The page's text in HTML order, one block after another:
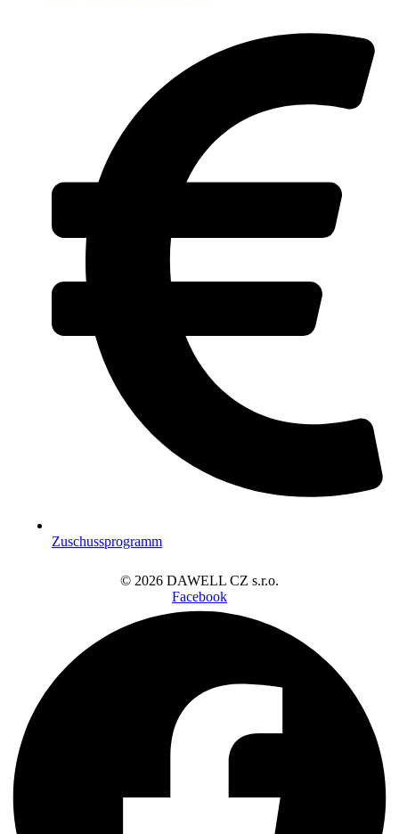
Zuschussprogramm
© 2026 DAWELL CZ s.r.o.
Facebook